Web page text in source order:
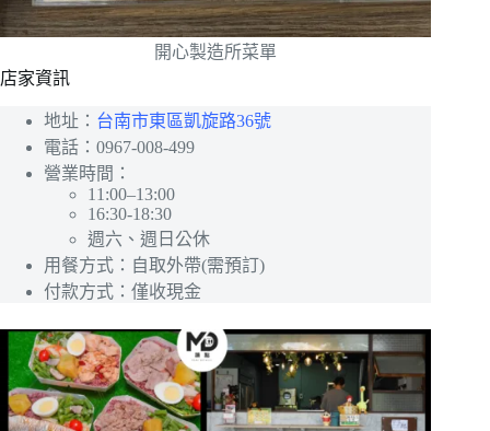
開心製造所菜單
店家資訊
地址： 台南市東區凱旋路36號
電話：0967-008-499
營業時間：
11:00–13:00
16:30-18:30
週六、週日公休
用餐方式：自取外帶(需預訂)
付款方式：僅收現金